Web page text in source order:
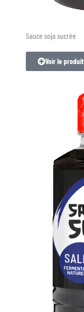
Sauce soja sucrée
Voir le produit